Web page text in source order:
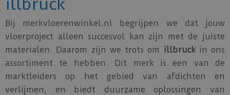
illbruck
Bij merkvloerenwinkel.nl begrijpen we dat jouw
vloerproject alleen succesvol kan zijn met de juiste
materialen. Daarom zijn we trots om
illbruckin ons
assortiment te hebben. Dit merk is een van de
marktleiders op het gebied van afdichten en
verlijmen, en biedt duurzame oplossingen van